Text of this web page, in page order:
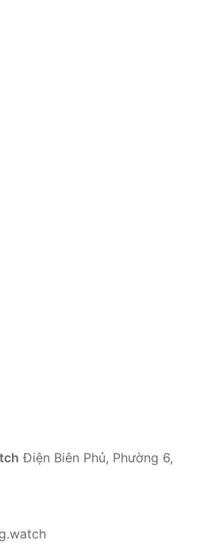
Điện Biên Phủ, Phường 6,